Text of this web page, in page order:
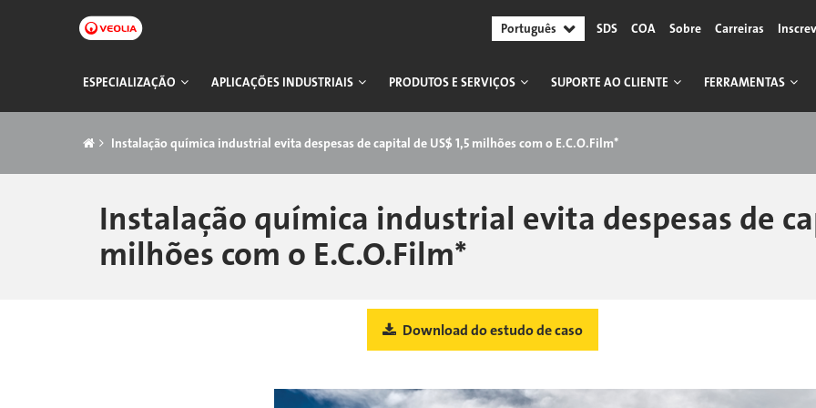
Português SDS COA Sobre Carreiras
Navegação
principal
ESPECIALIZAÇÃO APLICAÇÕES INDUSTRIAIS PRODUTOS E SERVIÇOS SUPORTE AO CLIENTE FERRAMENTAS
Instalação química industrial evita despesas de capital de US$ 1,5 milhões com o E.C.O.Film*
Instalação química industrial evita despesas de
milhões com o E.C.O.Film*
Download do estudo de caso